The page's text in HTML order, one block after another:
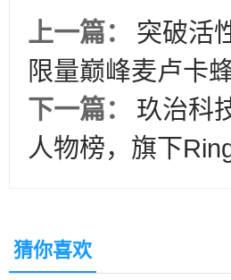
上一篇：
突破活
限量巅峰麦卢卡
下一篇：
玖治科
人物榜，旗下
猜你喜欢